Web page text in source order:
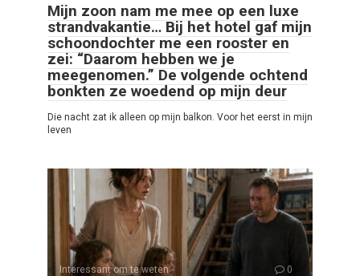
Mijn zoon nam me mee op een luxe
strandvakantie… Bij het hotel gaf mijn
schoondochter me een rooster en
zei: “Daarom hebben we je
meegenomen.” De volgende ochtend
bonkten ze woedend op mijn deur
Die nacht zat ik alleen op mijn balkon. Voor het eerst in mijn
leven
Interessant om te weten 0